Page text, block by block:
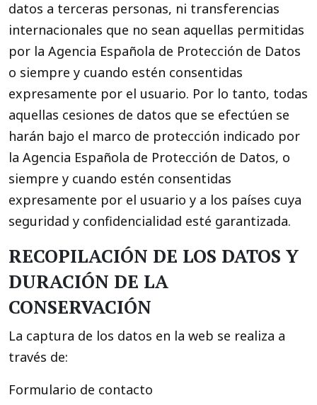
datos a terceras personas, ni transferencias
internacionales que no sean aquellas permitidas
por la Agencia Española de Protección de Datos
o siempre y cuando estén consentidas
expresamente por el usuario. Por lo tanto, todas
aquellas cesiones de datos que se efectúen se
harán bajo el marco de protección indicado por
la Agencia Española de Protección de Datos, o
siempre y cuando estén consentidas
expresamente por el usuario y a los países cuya
seguridad y confidencialidad esté garantizada.
RECOPILACIÓN DE LOS DATOS Y
DURACIÓN DE LA
CONSERVACIÓN
La captura de los datos en la web se realiza a
través de:
Formulario de contacto